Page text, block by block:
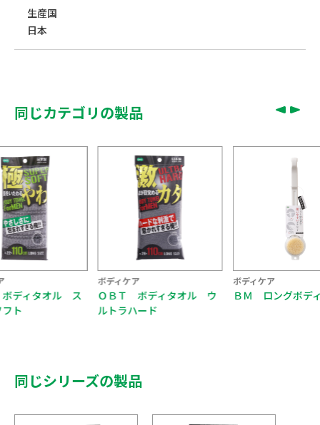
生産国
日本
同じカテゴリの製品
ディタオル ス
ト
ボディケア
ＯＢＴ ボディタオル ウ
ルトラハード
ボディケア
ＢＭ ロングボデ
同じシリーズの製品